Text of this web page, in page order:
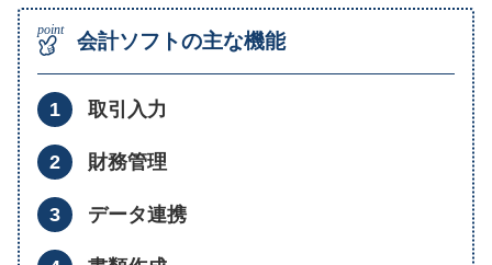
会計ソフトの主な機能
取引入力
財務管理
データ連携